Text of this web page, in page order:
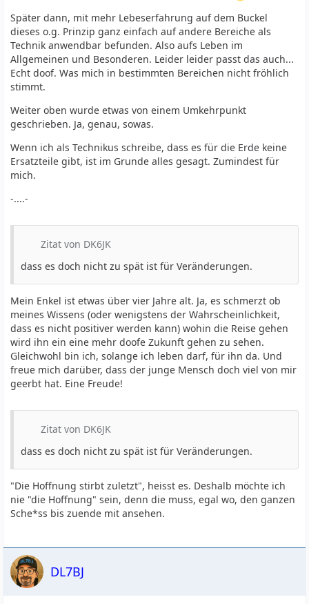
Später dann, mit mehr Lebeserfahrung auf dem Buckel
dieses o.g. Prinzip ganz einfach auf andere Bereiche als
Technik anwendbar befunden. Also aufs Leben im
Allgemeinen und Besonderen. Leider leider passt das auch...
Echt doof. Was mich in bestimmten Bereichen nicht fröhlich
stimmt.
Weiter oben wurde etwas von einem Umkehrpunkt
geschrieben. Ja, genau, sowas.
Wenn ich als Technikus schreibe, dass es für die Erde keine
Ersatzteile gibt, ist im Grunde alles gesagt. Zumindest für
mich.
-....-
Zitat von DK6JK
dass es doch nicht zu spät ist für Veränderungen.
Mein Enkel ist etwas über vier Jahre alt. Ja, es schmerzt ob
meines Wissens (oder wenigstens der Wahrscheinlichkeit,
dass es nicht positiver werden kann) wohin die Reise gehen
wird ihn ein eine mehr doofe Zukunft gehen zu sehen.
Gleichwohl bin ich, solange ich leben darf, für ihn da. Und
freue mich darüber, dass der junge Mensch doch viel von mir
geerbt hat. Eine Freude!
Zitat von DK6JK
dass es doch nicht zu spät ist für Veränderungen.
"Die Hoffnung stirbt zuletzt", heisst es. Deshalb möchte ich
nie "die Hoffnung" sein, denn die muss, egal wo, den ganzen
Sche*ss bis zuende mit ansehen.
DL7BJ